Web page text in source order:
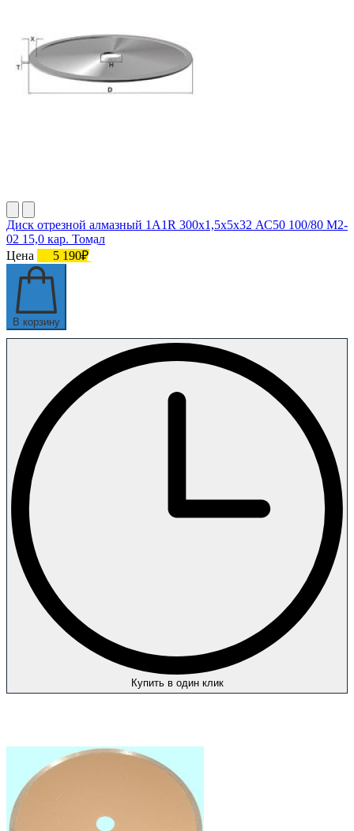
Диск отрезной алмазный 1A1R 300х1,5х5х32 АС50 100/80 М2-
02 15,0 кар. Томал
Цена
5 190₽
В корзину
Купить в один клик